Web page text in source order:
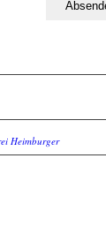
Heimburger